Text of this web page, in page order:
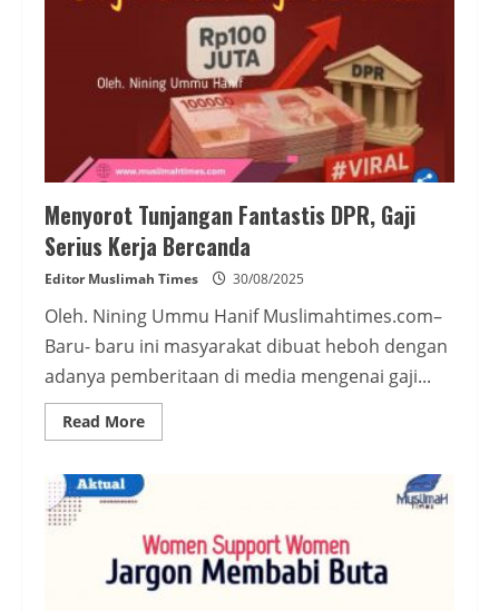
Menyorot Tunjangan Fantastis DPR, Gaji
Serius Kerja Bercanda
Editor Muslimah Times 30/08/2025
Oleh. Nining Ummu Hanif Muslimahtimes.com–
Baru- baru ini masyarakat dibuat heboh dengan
adanya pemberitaan di media mengenai gaji...
Read MoreRead
more
Tunjangan
Gaji
Serius
Kerja
Bercanda